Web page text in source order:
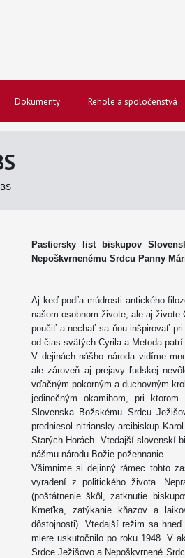
Dokumenty Rehole a spoločenstvá
Pastiersky list biskupov
Nepoškvrnenému Srdcu Panny
Aj keď podľa múdrosti antického
našom osobnom živote, ale aj
poučiť a nechať sa ňou inšpirovať
od čias svätých Cyrila a Metoda patrí
V dejinách nášho národa vidíme
ale zároveň aj prejavy ľudskej
vďačným pokorným a duchovným
jedinečným okamihom, pri
Slovenska Božskému Srdcu
predniesol nitriansky arcibiskup
Starých Horách. Vtedajší slovenskí
nášmu národu Božie požehnanie.
Všimnime si dejinný rámec tohto
vyradení z politického života.
(poštátnenie škôl, zatknutie
Kmeťka, zatýkanie kňazov a
dôstojnosti). Vtedajší režim sa
miere uskutočnilo po roku 1948. V
Srdce Ježišovo a Nepoškvrnené